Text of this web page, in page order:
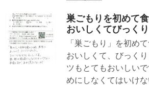
巣ごもりを初めて
おいしくてびっく
「巣ごもり」を初め
おいしくて、びっく
ツもとてもおいしい
めにしなくてはいけ